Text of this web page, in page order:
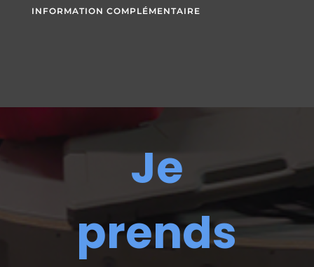
INFORMATION COMPLÉMENTAIRE
Je
prends